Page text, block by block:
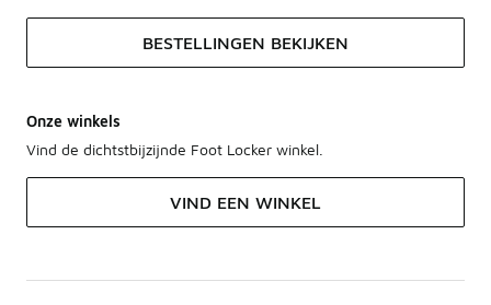
BESTELLINGEN BEKIJKEN
Onze winkels
Vind de dichtstbijzijnde Foot Locker winkel.
VIND EEN WINKEL